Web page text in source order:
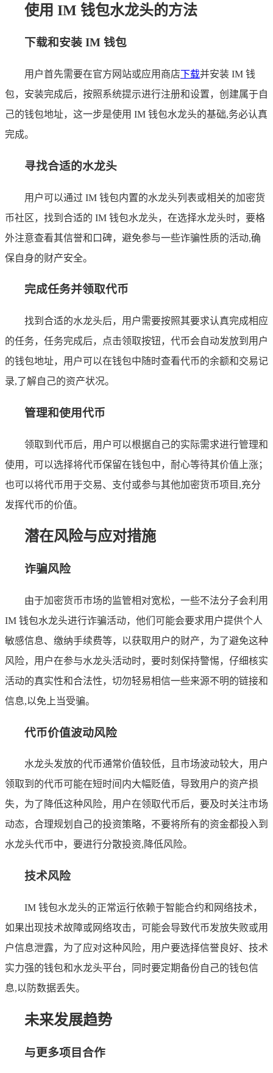
使用 IM 钱包水龙头的方法
下载和安装 IM 钱包
用户首先需要在官方网站或应用商店下载并安装 IM 钱
包，安装完成后，按照系统提示进行注册和设置，创建属于自
己的钱包地址，这一步是使用 IM 钱包水龙头的基础,务必认真
完成。
寻找合适的水龙头
用户可以通过 IM 钱包内置的水龙头列表或相关的加密货
币社区，找到合适的 IM 钱包水龙头，在选择水龙头时，要格
外注意查看其信誉和口碑，避免参与一些诈骗性质的活动,确
保自身的财产安全。
完成任务并领取代币
找到合适的水龙头后，用户需要按照其要求认真完成相应
的任务，任务完成后，点击领取按钮，代币会自动发放到用户
的钱包地址，用户可以在钱包中随时查看代币的余额和交易记
录,了解自己的资产状况。
管理和使用代币
领取到代币后，用户可以根据自己的实际需求进行管理和
使用，可以选择将代币保留在钱包中，耐心等待其价值上涨；
也可以将代币用于交易、支付或参与其他加密货币项目,充分
发挥代币的价值。
潜在风险与应对措施
诈骗风险
由于加密货币市场的监管相对宽松，一些不法分子会利用
IM 钱包水龙头进行诈骗活动，他们可能会要求用户提供个人
敏感信息、缴纳手续费等，以获取用户的财产，为了避免这种
风险，用户在参与水龙头活动时，要时刻保持警惕，仔细核实
活动的真实性和合法性，切勿轻易相信一些来源不明的链接和
信息,以免上当受骗。
代币价值波动风险
水龙头发放的代币通常价值较低，且市场波动较大，用户
领取到的代币可能在短时间内大幅贬值，导致用户的资产损
失，为了降低这种风险，用户在领取代币后，要及时关注市场
动态，合理规划自己的投资策略，不要将所有的资金都投入到
水龙头代币中，要进行分散投资,降低风险。
技术风险
IM 钱包水龙头的正常运行依赖于智能合约和网络技术，
如果出现技术故障或网络攻击，可能会导致代币发放失败或用
户信息泄露，为了应对这种风险，用户要选择信誉良好、技术
实力强的钱包和水龙头平台，同时要定期备份自己的钱包信
息,以防数据丢失。
未来发展趋势
与更多项目合作